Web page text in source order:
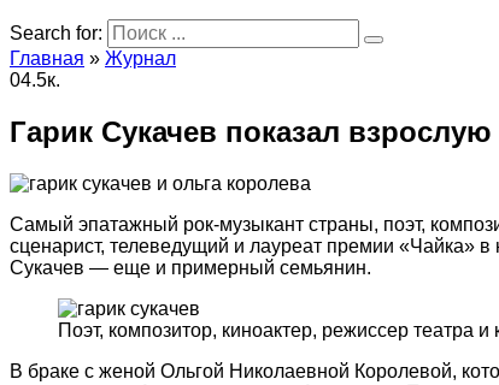
Search for:
Главная » Журнал
04.5к.
Гарик Сукачев показал
Самый эпатажный рок-музыкант страны, поэт,
сценарист, телеведущий и лауреат премии «Чайка»
Сукачев — еще и примерный семьянин.
Поэт, композитор, киноактер, режиссер театра и
В браке с женой Ольгой Николаевной Королевой,